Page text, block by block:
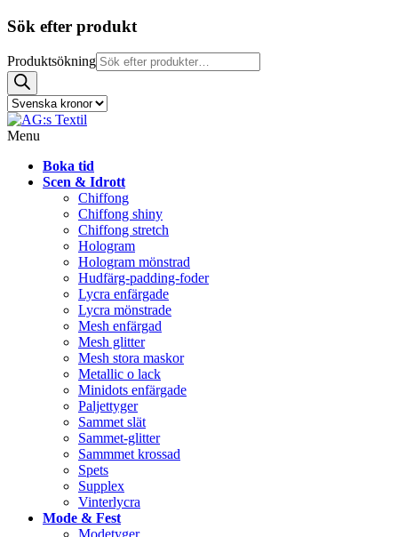
Sök efter produkt
Produktsökning
Menu
Boka tid
Scen & Idrott
Chiffong
Chiffong shiny
Chiffong stretch
Hologram
Hologram mönstrad
Hudfärg-padding-foder
Lycra enfärgade
Lycra mönstrade
Mesh enfärgad
Mesh glitter
Mesh stora maskor
Metallic o lack
Minidots enfärgade
Paljettyger
Sammet slät
Sammet-glitter
Sammmet krossad
Spets
Supplex
Vinterlycra
Mode & Fest